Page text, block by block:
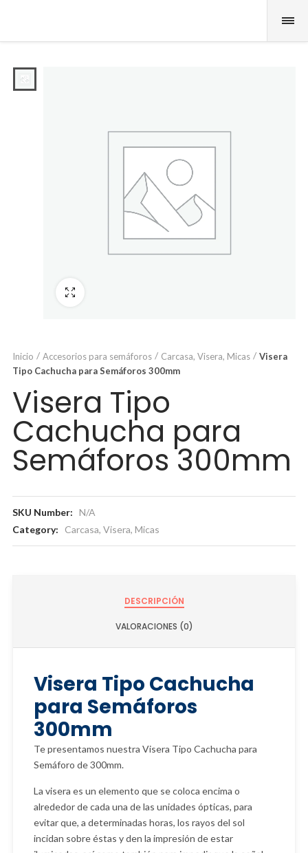
Inicio Accesorios para semáforos Carcasa, Visera, Micas
Visera
Tipo Cachucha para Semáforos 300mm
Visera Tipo
Cachucha para
Semáforos 300mm
SKU Number: N/A
Category:
Carcasa, Visera, Micas
DESCRIPCIÓN
VALORACIONES (0)
Visera Tipo Cachucha
para Semáforos
300mm
Te presentamos nuestra Visera Tipo Cachucha para
Semáforo de 300mm.
La visera es un elemento que se coloca encima o
alrededor de cada una de las unidades ópticas, para
evitar que, a determinadas horas, los rayos del sol
incidan sobre éstas y den la impresión de estar